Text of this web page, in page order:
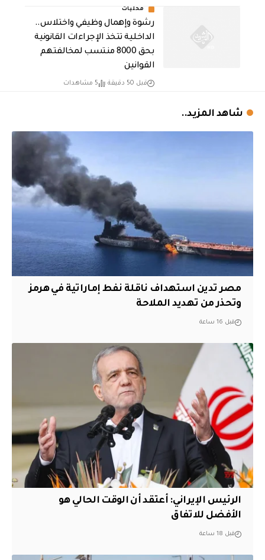
محليات
رشوة وإهمال وظيفي واختلاس..
الداخلية تتخذ الإجراءات القانونية
بحق 8000 منتسب لمخالفتهم
القوانين
قبل 50 دقيقة 5 مشاهدات
شاهد المزيد..
مصر تدين استهداف ناقلة نفط إماراتية في هرمز
وتحذر من تهديد الملاحة
قبل 16 ساعة
الرئيس الإيراني: أعتقد أن الوقت الحالي هو
الأفضل للاتفاق
قبل 18 ساعة